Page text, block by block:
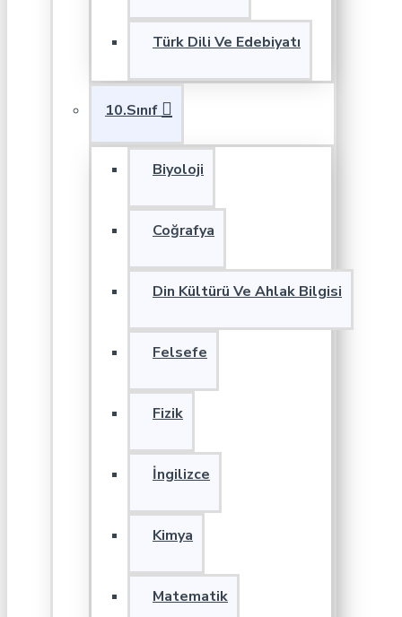
Türk Dili Ve Edebiyatı
10.Sınıf
Biyoloji
Coğrafya
Din Kültürü Ve Ahlak Bilgisi
Felsefe
Fizik
İngilizce
Kimya
Matematik